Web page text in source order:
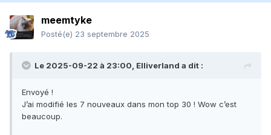
meemtyke
Posté(e) 23 septembre 2025
Le 2025-09-22 à 23:00, Elliverland a dit :
Envoyé !
J’ai modifié les 7 nouveaux dans mon top 30 ! Wow c’est
beaucoup.